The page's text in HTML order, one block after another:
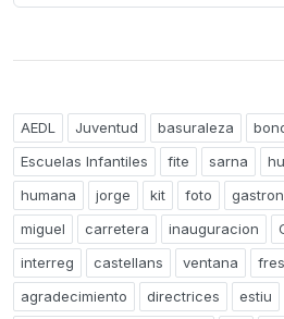
AEDL Juventud basuraleza
Escuelas Infantiles
fite sarna
humana
jorge kit foto
miguel
carretera inauguracion
interreg
castellans ventana
agradecimiento
directrices
estiu